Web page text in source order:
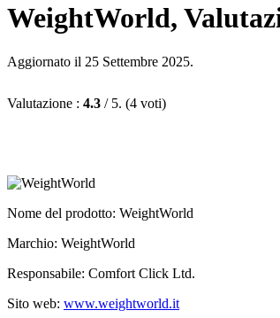
WeightWorld,
Aggiornato il 25 Settembre 2025.
Valutazione : 4.3 / 5. (4 voti)
Nome del prodotto: WeightWorld
Marchio: WeightWorld
Responsabile: Comfort Click Ltd.
Sito web: www.weightworld.it